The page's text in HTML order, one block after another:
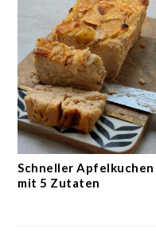
Schneller Apfelkuchen
mit 5 Zutaten